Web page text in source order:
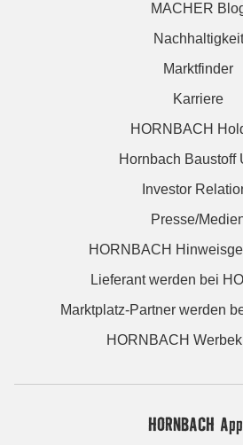
MACHER
Nachhaltigkeit
Marktfinder
Karriere
HORNBACH
Hornbach Baustoff
Investor
Presse/
HORNBACH
Lieferant werden bei
Marktplatz-Partner werden
HORNBACH
HORNBACH